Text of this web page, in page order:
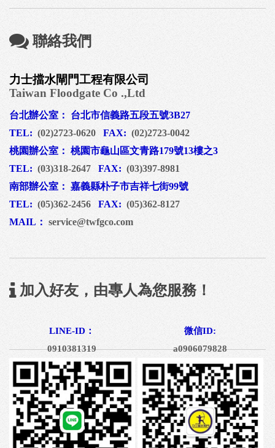
聯絡我們
力士擋水閘門工程有限公司
Taiwan Floodgate Co .,Ltd
台北辦公室： 台北市信義路五段五號3B27
TEL: (02)2723-0620 FAX: (02)2723-0042
桃園辦公室： 桃園市龜山區文青路179號13樓之3
TEL: (03)318-2647 FAX: (03)397-8981
南部辦公室： 嘉義縣朴子市吉祥七街99號
TEL: (05)362-2456 FAX: (05)362-8127
MAIL： service@twfgco.com
加入好友，由專人為您服務！
LINE-ID：
0910381319
微信ID:
a0906079828